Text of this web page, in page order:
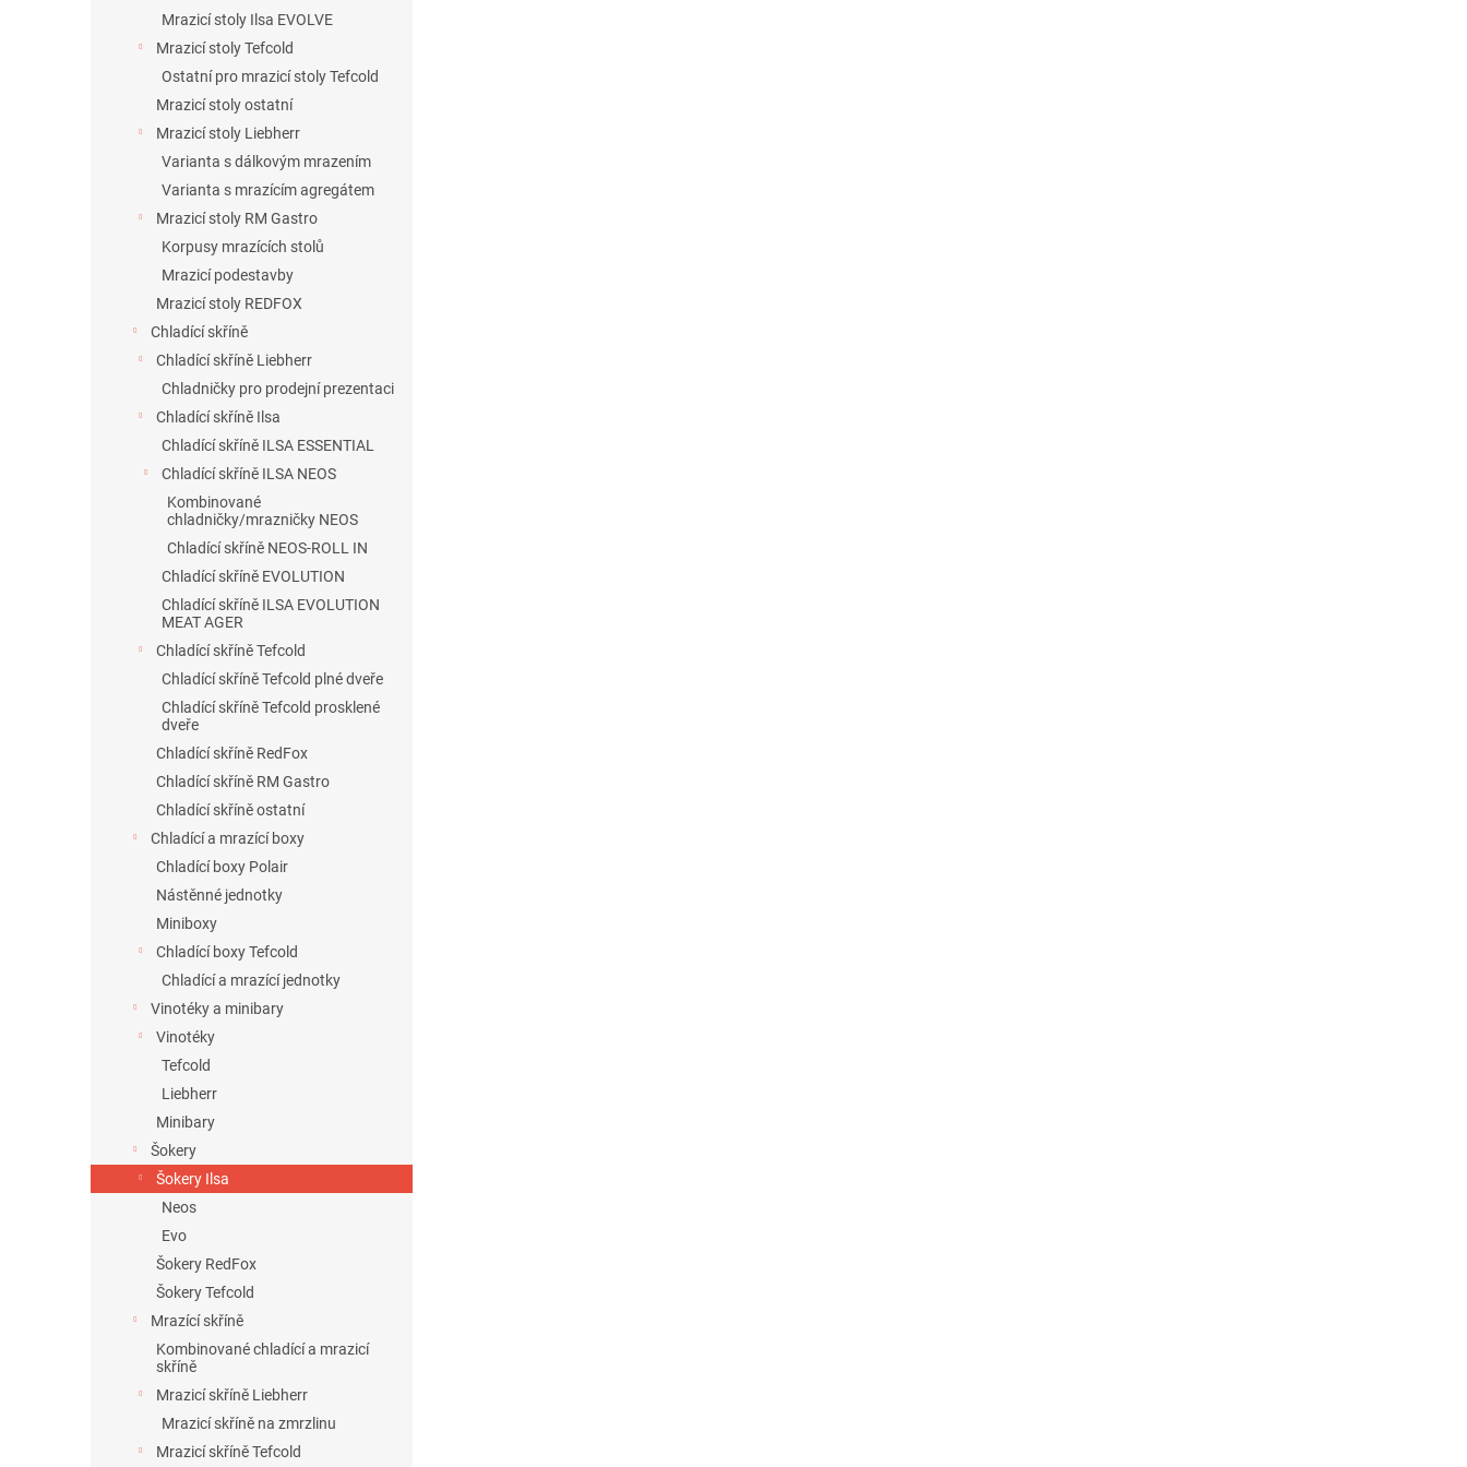
Mrazicí stoly Ilsa EVOLVE
Mrazicí stoly Tefcold
Ostatní pro mrazicí stoly Tefcold
Mrazicí stoly ostatní
Mrazicí stoly Liebherr
Varianta s dálkovým mrazením
Varianta s mrazícím agregátem
Mrazicí stoly RM Gastro
Korpusy mrazících stolů
Mrazicí podestavby
Mrazicí stoly REDFOX
Chladící skříně
Chladící skříně Liebherr
Chladničky pro prodejní prezentaci
Chladící skříně Ilsa
Chladící skříně ILSA ESSENTIAL
Chladící skříně ILSA NEOS
Kombinované
chladničky/mrazničky NEOS
Chladící skříně NEOS-ROLL IN
Chladící skříně EVOLUTION
Chladící skříně ILSA EVOLUTION
MEAT AGER
Chladící skříně Tefcold
Chladící skříně Tefcold plné dveře
Chladící skříně Tefcold prosklené
dveře
Chladící skříně RedFox
Chladící skříně RM Gastro
Chladící skříně ostatní
Chladící a mrazící boxy
Chladící boxy Polair
Nástěnné jednotky
Miniboxy
Chladící boxy Tefcold
Chladící a mrazící jednotky
Vinotéky a minibary
Vinotéky
Tefcold
Liebherr
Minibary
Šokery
Šokery Ilsa
Neos
Evo
Šokery RedFox
Šokery Tefcold
Mrazící skříně
Kombinované chladící a mrazicí
skříně
Mrazicí skříně Liebherr
Mrazicí skříně na zmrzlinu
Mrazicí skříně Tefcold